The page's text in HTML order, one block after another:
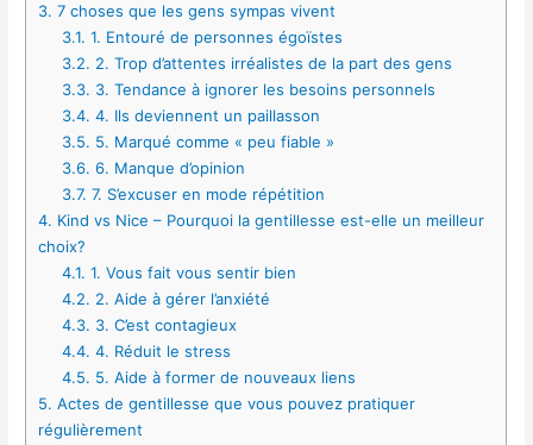
3. 7 choses que les gens sympas vivent
3.1. 1. Entouré de personnes égoïstes
3.2. 2. Trop d’attentes irréalistes de la part des gens
3.3. 3. Tendance à ignorer les besoins personnels
3.4. 4. Ils deviennent un paillasson
3.5. 5. Marqué comme « peu fiable »
3.6. 6. Manque d’opinion
3.7. 7. S’excuser en mode répétition
4. Kind vs Nice – Pourquoi la gentillesse est-elle un meilleur
choix?
4.1. 1. Vous fait vous sentir bien
4.2. 2. Aide à gérer l’anxiété
4.3. 3. C’est contagieux
4.4. 4. Réduit le stress
4.5. 5. Aide à former de nouveaux liens
5. Actes de gentillesse que vous pouvez pratiquer
régulièrement